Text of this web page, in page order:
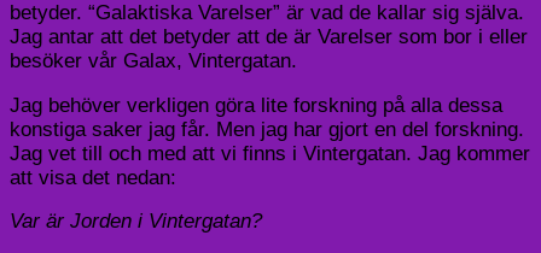
betyder. “Galaktiska Varelser” är vad de kallar sig själva.
Jag antar att det betyder att de är Varelser som bor i eller
besöker vår Galax, Vintergatan.
Jag behöver verkligen göra lite forskning på alla dessa
konstiga saker jag får. Men jag har gjort en del forskning.
Jag vet till och med att vi finns i Vintergatan. Jag kommer
att visa det nedan:
Var är Jorden i Vintergatan?